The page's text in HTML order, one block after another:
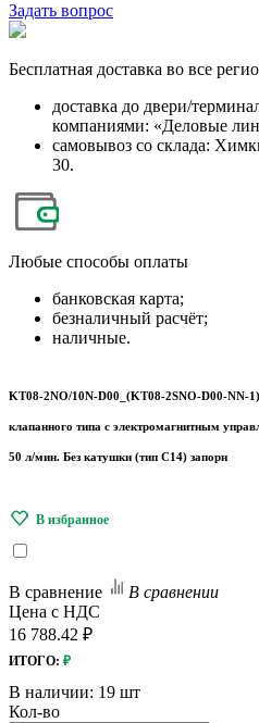
Задать вопрос
Бесплатная доставка во все
доставка до двери/
компаниями: «Деловые
самовывоз со склада:
30.
Любые способы оплаты
банковская карта;
безналичный расчёт;
наличные.
KT08-2NO/10N-D00_(KT08-2SNO-D00-NN-1)
клапанного типа с электромагнитным
50 л/мин. Без катушки (тип С14) запорн
В сравнение
В сравнении
Цена с НДС
16 788.42 ₽
ИТОГО: ₽
В наличии: 19 шт
Кол-во